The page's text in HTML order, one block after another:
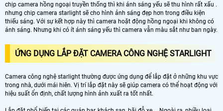
chịp camera hồng ngoại truyền thống thì khi ánh sáng yếu sẽ thu hình rất xấu .
nhưng chip camera starlight sẽ cho hình ảnh sáng đẹp hơn trong điều kiện
thiếu sáng. Với sự kết hợp này thì camera hoặt động hồng ngoại khi không có
ánh sáng. Nhưng khi có ít ánh sáng yếu thì camera vẫn màu sắt như ban ngày.
ỨNG DỤNG LẮP ĐẶT CAMERA CÔNG NGHỆ STARLIGHT
Camera công nghệ starlight thường được ứng dụng để lắp đặt ở những khu vực
trong nhà, dưới mái hiên. Vị trí lắp đặt này sẽ giúp camera có thể hoạt động với
hiệu suất ổn định, chất lượng hình ảnh xuất ra tốt nhất.